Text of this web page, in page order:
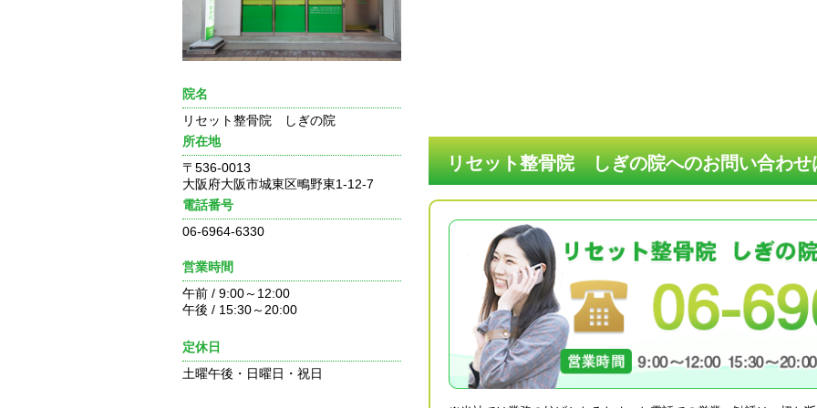
リセット整骨院 しぎの院へのお問い合わせ
院名
リセット整骨院 しぎの院
所在地
〒536-0013
大阪府大阪市城東区鴫野東1-12-7
電話番号
06-6964-6330
営業時間
午前 / 9:00～12:00
午後 / 15:30～20:00
定休日
土曜午後・日曜日・祝日